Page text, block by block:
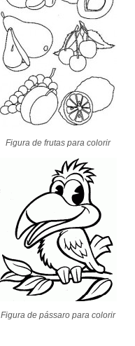
Figura de frutas para colorir
Figura de pássaro para colorir